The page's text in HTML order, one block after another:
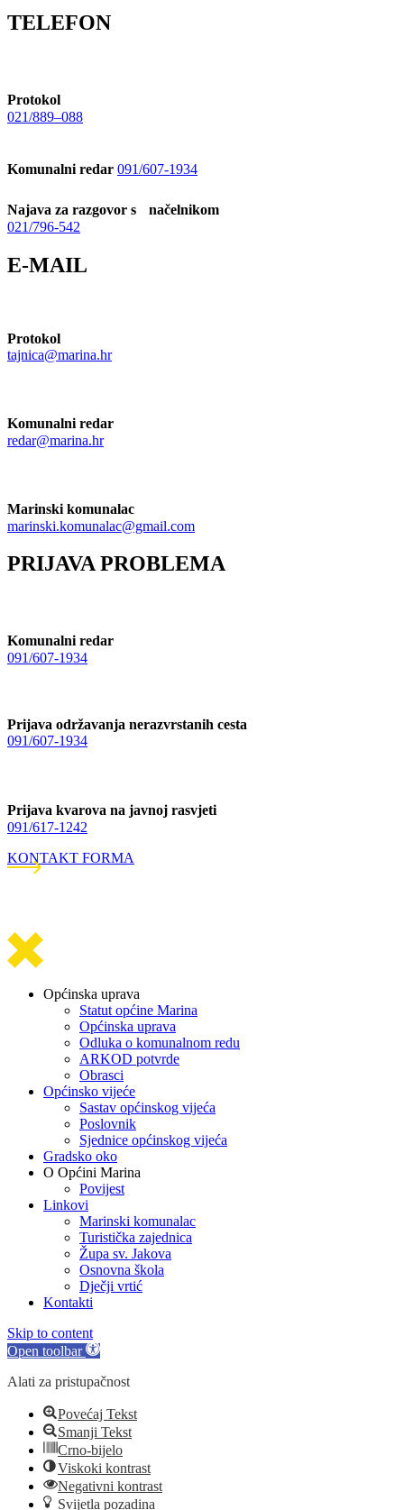
TELEFON
Protokol
021/889–088
Komunalni redar 091/607-1934
Najava za razgovor s načelnikom
021/796-542
E-MAIL
Protokol
tajnica@marina.hr
Komunalni redar
redar@marina.hr
Marinski komunalac
marinski.komunalac@gmail.com
PRIJAVA PROBLEMA
Komunalni redar
091/607-1934
Prijava održavanja nerazvrstanih cesta
091/607-1934
Prijava kvarova na javnoj rasvjeti
091/617-1242
KONTAKT FORMA
Općinska uprava
Statut općine Marina
Općinska uprava
Odluka o komunalnom redu
ARKOD potvrde
Obrasci
Općinsko vijeće
Sastav općinskog vijeća
Poslovnik
Sjednice općinskog vijeća
Gradsko oko
O Općini Marina
Povijest
Linkovi
Marinski komunalac
Turistička zajednica
Župa sv. Jakova
Osnovna škola
Dječji vrtić
Kontakti
Skip to content
Open toolbar
Alati za pristupačnost
Povećaj Tekst
Smanji Tekst
Crno-bijelo
Viskoki kontrast
Negativni kontrast
Svijetla pozadina